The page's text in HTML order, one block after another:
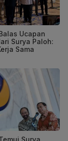
Ucapan
Surya Paloh:
Sama
Surya